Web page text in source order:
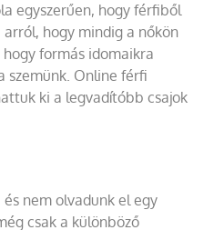
egyszerűen, hogy férfiből
hogy mindig a nőkön
hogy formás idomaikra
szemünk. Online férfi
ki a legvadítóbb csajok
nem olvadunk el egy
csak a különböző